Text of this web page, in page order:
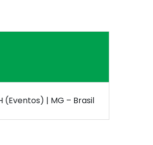
(Eventos) | MG – Brasil